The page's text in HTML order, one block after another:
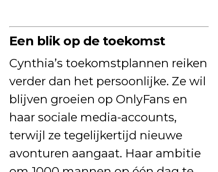
Een blik op de toekomst
Cynthia’s toekomstplannen reiken
verder dan het persoonlijke. Ze wil
blijven groeien op OnlyFans en
haar sociale media-accounts,
terwijl ze tegelijkertijd nieuwe
avonturen aangaat. Haar ambitie